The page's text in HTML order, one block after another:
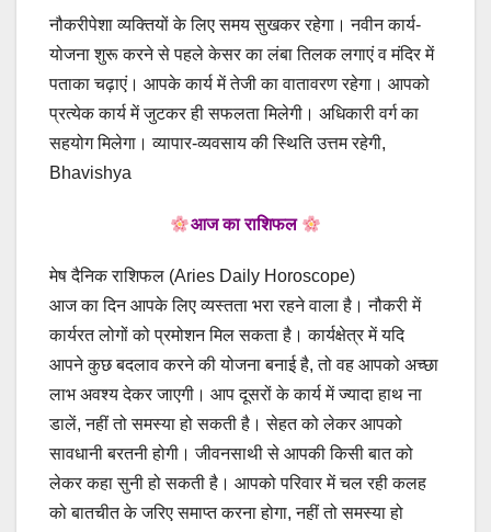
नौकरीपेशा व्यक्तियों के लिए समय सुखकर रहेगा। नवीन कार्य-
योजना शुरू करने से पहले केसर का लंबा तिलक लगाएं व मंदिर में
पताका चढ़ाएं। आपके कार्य में तेजी का वातावरण रहेगा। आपको
प्रत्येक कार्य में जुटकर ही सफलता मिलेगी। अधिकारी वर्ग का
सहयोग मिलेगा। व्यापार-व्यवसाय की स्थिति उत्तम रहेगी,
Bhavishya
आज का राशिफल
मेष दैनिक राशिफल (Aries Daily Horoscope)
आज का दिन आपके लिए व्यस्तता भरा रहने वाला है। नौकरी में
कार्यरत लोगों को प्रमोशन मिल सकता है। कार्यक्षेत्र में यदि
आपने कुछ बदलाव करने की योजना बनाई है, तो वह आपको अच्छा
लाभ अवश्य देकर जाएगी। आप दूसरों के कार्य में ज्यादा हाथ ना
डालें, नहीं तो समस्या हो सकती है। सेहत को लेकर आपको
सावधानी बरतनी होगी। जीवनसाथी से आपकी किसी बात को
लेकर कहा सुनी हो सकती है। आपको परिवार में चल रही कलह
को बातचीत के जरिए समाप्त करना होगा, नहीं तो समस्या हो